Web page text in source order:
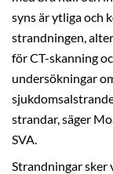
syns är ytliga och
strandningen,
för CT-skanning
undersökningar
strandar, säger
SVA.
Strandningar sker